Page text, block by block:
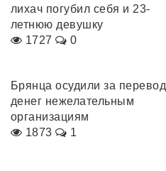
лихач погубил себя и 23-
летнюю девушку
1727
0
Брянца осудили за перевод
денег нежелательным
организациям
1873
1